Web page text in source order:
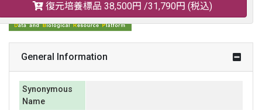
復元培養標品 38,500円 /31,790円 (税込)
General Information
Synonymous
Name